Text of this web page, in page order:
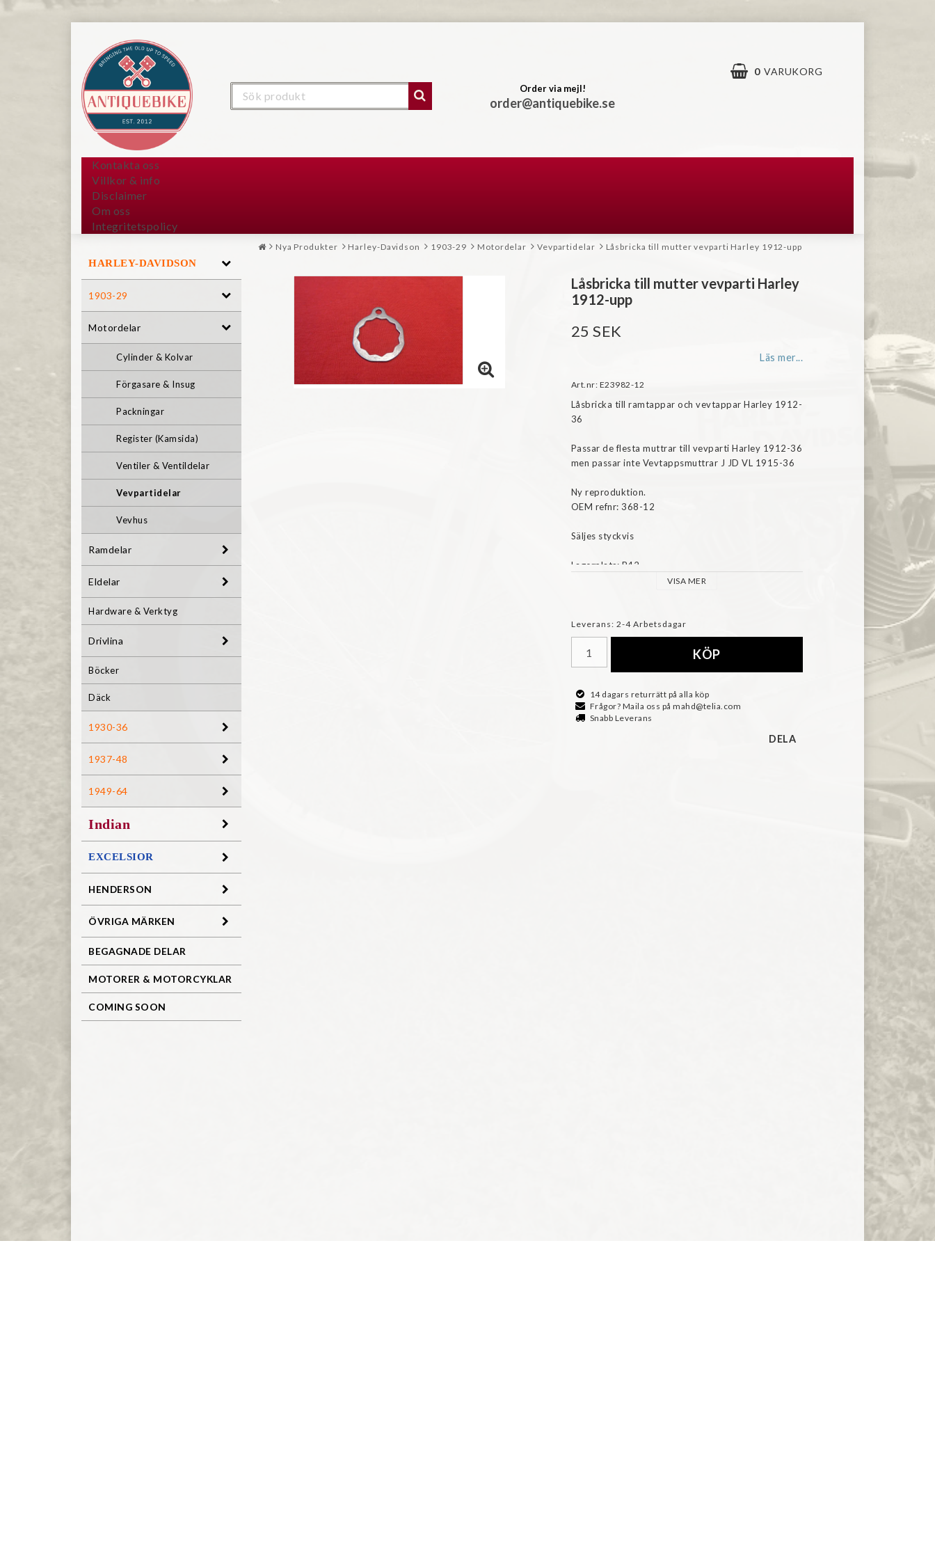
Order via mejl!
order@antiquebike.se
Kontakta oss
Villkor & info
Disclaimer
Om oss
Integritetspolicy
0 VARUKORG
HARLEY-DAVIDSON
1903-29
Motordelar
Cylinder & Kolvar
Förgasare & Insug
Packningar
Register (Kamsida)
Ventiler & Ventildelar
Vevpartidelar
Vevhus
Ramdelar
Eldelar
Hardware & Verktyg
Drivlina
Böcker
Däck
1930-36
1937-48
1949-64
Indian
EXCELSIOR
HENDERSON
ÖVRIGA MÄRKEN
BEGAGNADE DELAR
MOTORER & MOTORCYKLAR
COMING SOON
Nya Produkter Harley-Davidson 1903-29 Motordelar Vevpartidelar Låsbricka till mutter vevparti Harley 1912-upp
Låsbricka till mutter vevparti Harley
1912-upp
25 SEK
Läs mer...
Art.nr: E23982-12
Låsbricka till ramtappar och vevtappar Harley 1912-
36
Passar de flesta muttrar till vevparti Harley 1912-36
men passar inte Vevtappsmuttrar J JD VL 1915-36
Ny reproduktion.
OEM refnr: 368-12
Säljes styckvis
Lagerplats: B42
VISA MER
Leverans: 2-4 Arbetsdagar
KÖP
14 dagars returrätt på alla köp
Frågor? Maila oss på mahd@telia.com
Snabb Leverans
DELA